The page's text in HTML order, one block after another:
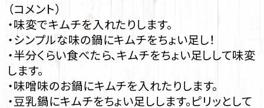
（コメント）
・味変でキムチを入れたりします。
・シンプルな味の鍋にキムチをちょい足し！
・半分くらい食べたら、キムチをちょい足しして味変
します。
・味噌味のお鍋にキムチを入れたりします。
・豆乳鍋にキムチをちょい足しします。ピリッとして